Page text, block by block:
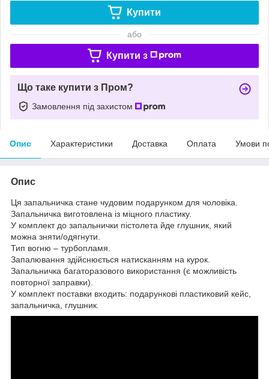
Купити
або
Купити з
Що таке купити з Пром?
Замовлення під захистом
Опис Характеристики Доставка Оплата Умови
Опис
Ця запальничка стане чудовим подарунком для чоловіка.
Запальничка виготовлена ​​із міцного пластику.
У комплект до запальнички пістолета йде глушник, який
можна зняти/одягнути.
Тип вогню – турбопламя.
Запалювання здійснюється натисканням на курок.
Запальничка багаторазового використання (є можливість
повторної заправки).
У комплект поставки входить: подарункові пластиковий кейс,
запальничка, глушник.